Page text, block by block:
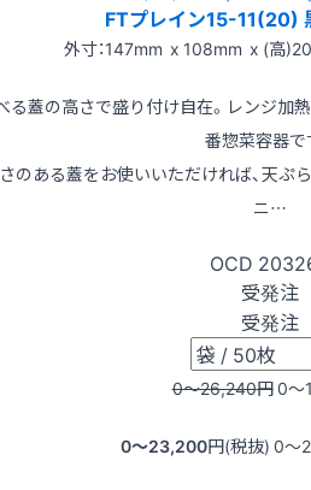
FTプレイン15-
外寸：147mm x 108mm x (高
る蓋の高さで盛り付け自在。レンジ加
番惣菜容器で
のある蓋をお使いいただければ、天ぷ
ニ…
OCD
受発注
受発注
0〜26,240円0〜
0〜23,200円(税抜) 0〜